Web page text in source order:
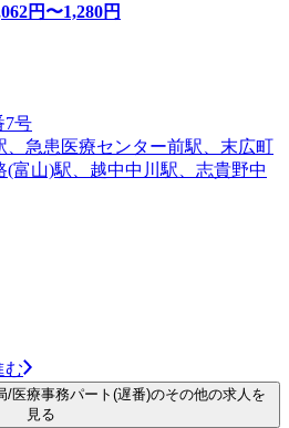
円〜1,280円
7号
、急患医療センター前駅、末広町
富山)駅、越中中川駅、志貴野中
む
/医療事務パート(遅番)のその他の求人を
見る